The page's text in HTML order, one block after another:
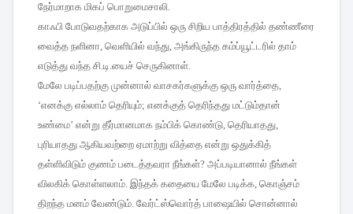
நேர்மாறாக மிகப் பொறுமைசாலி.
காஃபி போடுவதற்காக அடுப்பில் ஒரு சிறிய பாத்திரத்தில் தண்ணீரை
வைத்த நளினா, வெளியில் வந்து, அங்கிருந்த கம்ப்யூட்டரில் தாம்
எடுத்து வந்த சி.டி.யைச் செருகினாள்.
மேலே படிப்பதற்கு முன்னால் வாசகர்களுக்கு ஒரு வார்த்தை,
‘எனக்கு எல்லாம் தெரியும்; எனக்குத் தெரிந்தது மட்டும்தான்
உண்மை’ என்று தீர்மானமாக நம்பிக் கொண்டு, தெரியாதது,
புரியாதது ஆகியவற்றை ஏமாற்று வித்தை என்று ஒதுக்கித்
தள்ளிவிடும் குணம் படைத்தவரா நீங்கள்? அப்படியானால் நீங்கள்
விலகிக் கொள்ளலாம். இந்தக் கதையை மேலே படிக்க, கொஞ்சம்
திறந்த மனம் வேண்டும். வேர்ட்ஸ்வொர்த் பாஷையில் சொன்னால்